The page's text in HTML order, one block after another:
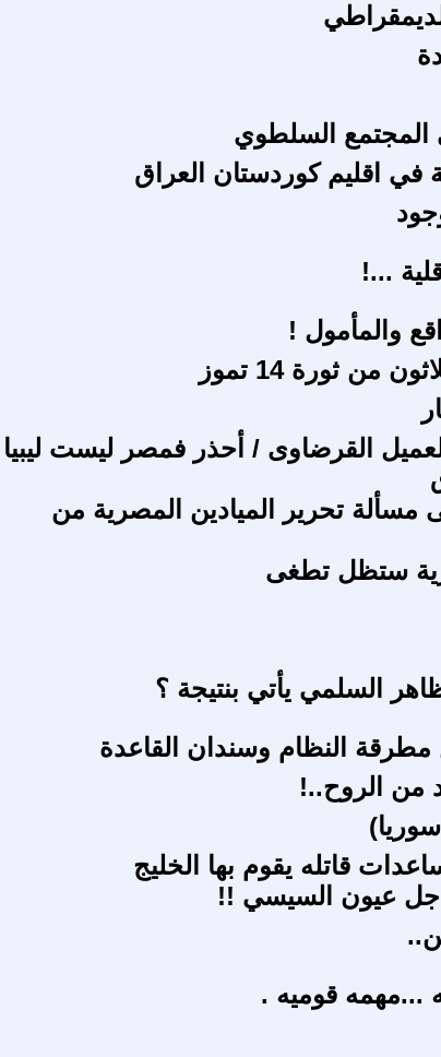
المجتمع السلطوي
في اقليم كوردستان العراق
...!
والمأمول !
من ثورة 14 تموز
القرضاوى / أحذر فمصر ليست ليبيا
- 4 - فى مسألة تحرير الميادين المصرية من
ستظل تطغى
السلمي يأتي بنتيجة ؟
مطرقة النظام وسندان القاعدة
من الروح..!
قاتله يقوم بها الخليج
عيون السيسي !!
...مهمه قوميه .